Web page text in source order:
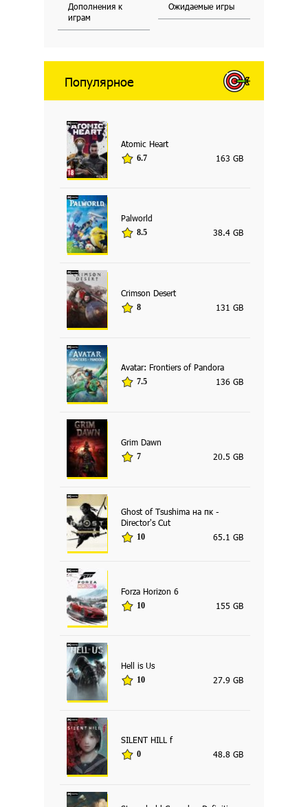
Дополнения к
играм
Ожидаемые игры
Популярное
Atomic Heart
6.7 163 GB
Palworld
8.5 38.4 GB
Crimson Desert
8 131 GB
Avatar: Frontiers of Pandora
7.5 136 GB
Grim Dawn
7 20.5 GB
Ghost of Tsushima на пк -
Director's Cut
10 65.1 GB
Forza Horizon 6
10 155 GB
Hell is Us
10 27.9 GB
SILENT HILL f
0 48.8 GB